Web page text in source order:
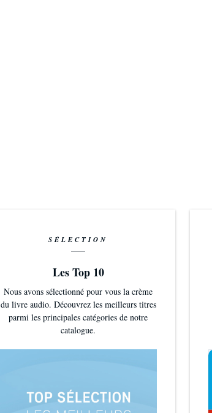
SÉLECTION
Les Top 10
Nous avons sélectionné pour vous la crème
du livre audio. Découvrez les meilleurs titres
parmi les principales catégories de notre
catalogue.